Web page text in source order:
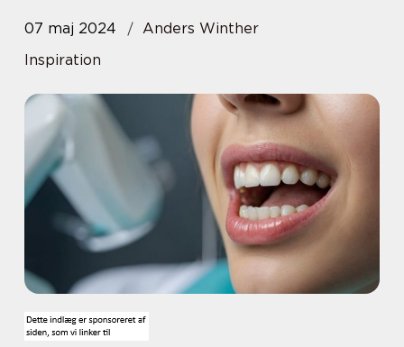
07 maj 2024
Anders Winther
Inspiration